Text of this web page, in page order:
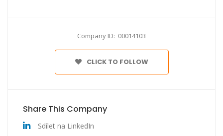
Company ID: 00014103
CLICK TO FOLLOW
Share This Company
Sdílet na LinkedIn